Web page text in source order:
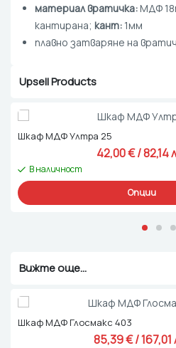
материал вратичка:МДФ
кантирана; кант: 1мм
плавно затваряне на
Upsell Products
Шкаф МДФ Ултра 25
42,00 € / 82,14
В наличност
Опции
Вижте още...
Шкаф МДФ Глосмакс 403
85,39 € / 167,01